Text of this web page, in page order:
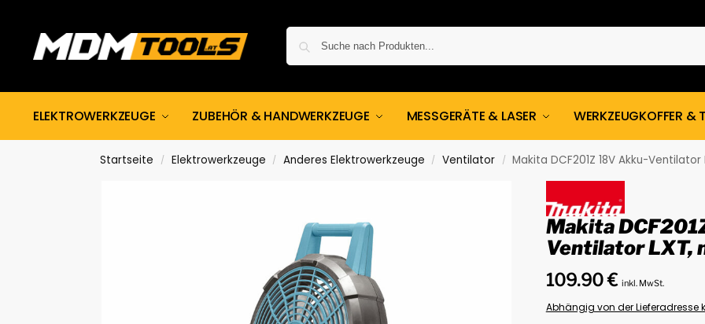
ELEKTROWERKZEUGE ZUBEHÖR & HANDWERKZEUGE MESSGERÄTE & LASER WERKZEUGKOFFER &
Startseite / Elektrowerkzeuge / Anderes Elektrowerkzeuge / Ventilator / Makita DCF201Z 18V Akku-
Makita
Ventilator LXT,
109.90€ inkl. MwSt.
Abhängig von der Lieferadresse